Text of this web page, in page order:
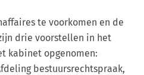
te voorkomen en de
drie voorstellen in het
kabinet opgenomen:
bestuursrechtspraak,